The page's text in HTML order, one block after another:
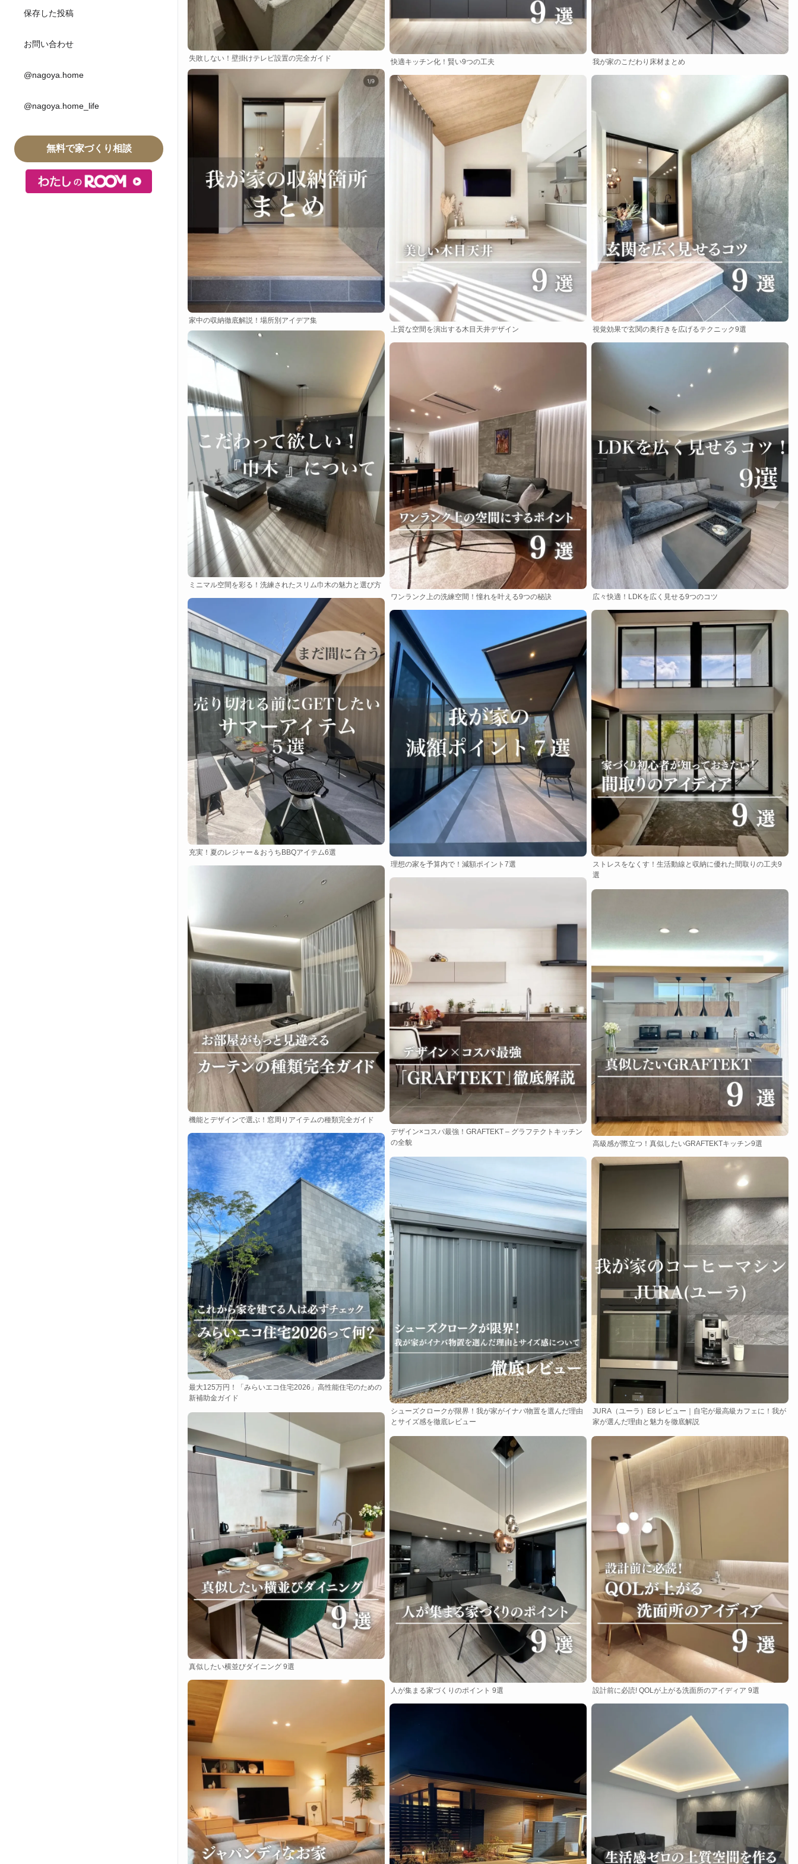
保存した投稿
お問い合わせ
@nagoya.home
@nagoya.home_life
無料で家づくり相談
失敗しない！壁掛けテレビ設置の完全ガイド 快適キッチン化！賢い9つの工夫 我が家のこだわり床材まとめ
家中の収納徹底解説！場所別アイデア集
上質な空間を演出する木目天井デザイン
視覚効果で玄関の奥行きを広げるテクニック9選
ミニマル空間を彩る！洗練されたスリム巾木の魅力と選び方
ワンランク上の洗練空間！憧れを叶える9つの秘訣
広々快適！LDKを広く見せる9つのコツ
充実！夏のレジャー＆おうちBBQアイテム6選
理想の家を予算内で！減額ポイント7選
ストレスをなくす！生活動線と収納に優れた間取りの工夫9
選
機能とデザインで選ぶ！窓周りアイテムの種類完全ガイド
デザイン×コスパ最強！GRAFTEKT – グラフテクトキッチン
の全貌
高級感が際立つ！真似したいGRAFTEKTキッチン9選
最大125万円！「みらいエコ住宅2026」高性能住宅のための
新補助金ガイド
シューズクロークが限界！我が家がイナバ物置を選んだ理由
とサイズ感を徹底レビュー
JURA（ユーラ）E8 レビュー｜自宅が最高級カフェに！我が
家が選んだ理由と魅力を徹底解説
真似したい横並びダイニング 9選
人が集まる家づくりのポイント 9選 設計前に必読! QOLが上がる洗面所のアイディア 9選